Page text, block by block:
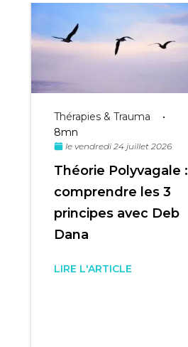
Thérapies & Trauma
•
8mn
le vendredi 24 juillet 2026
Théorie Polyvagale :
comprendre les 3
principes avec Deb
Dana
LIRE L'ARTICLE